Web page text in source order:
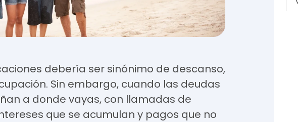
debería ser sinónimo de descanso,
Sin embargo, cuando las deudas
a donde vayas, con llamadas de
que se acumulan y pagos que no